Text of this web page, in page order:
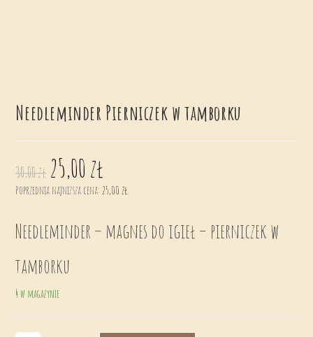
Needleminder Pierniczek w tamborku
30,00zł 25,00zł
Poprzednia najniższa cena: 25,00 zł
Needleminder – magnes do igieł – pierniczek w
tamborku
4 w magazynie